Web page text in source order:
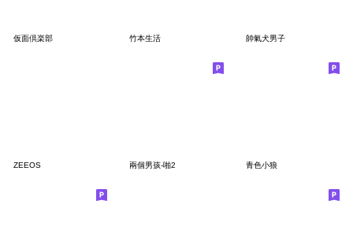
仮面倶楽部 竹本生活 帥氣犬男子
ZEEOS 兩個男孩-啪2 青色小狼